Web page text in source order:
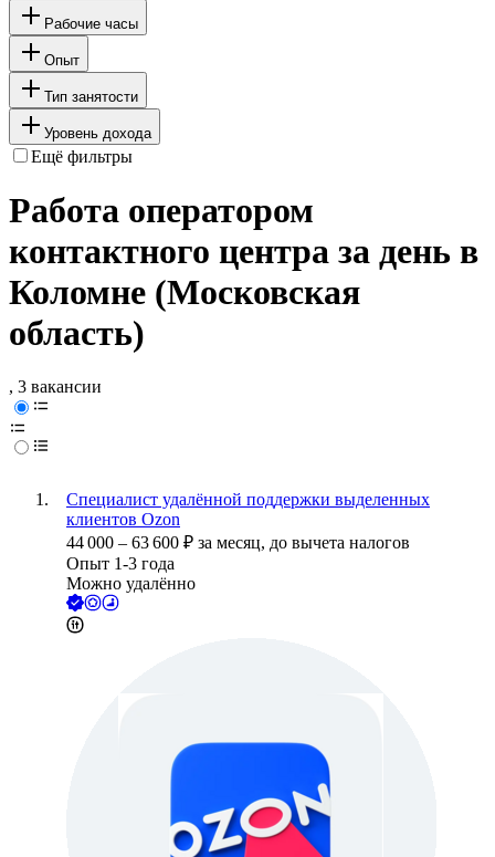
Рабочие часы
Опыт
Тип занятости
Уровень дохода
Ещё фильтры
Работа оператором
контактного центра за день в
Коломне (Московская
область)
, 3 вакансии
Специалист удалённой поддержки выделенных
клиентов Ozon
44 000 – 63 600 ₽ за месяц, до вычета налогов
Опыт 1-3 года
Можно удалённо